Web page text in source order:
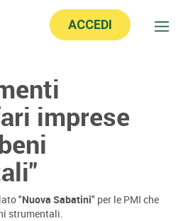
ACCEDI
imprese
"Nuova Sabatini" per le PMI che
strumentali.